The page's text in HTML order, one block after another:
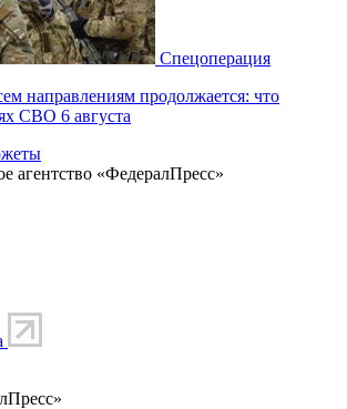
Спецоперация
направлениям продолжается: что
СВО 6 августа
агентство «ФедералПресс»
»